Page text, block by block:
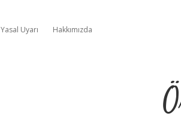
Yasal Uyarı Hakkımızda